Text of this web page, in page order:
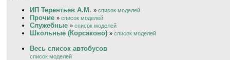
ИП Терентьев А.М. » список моделей
Прочие » список моделей
Служебные » список моделей
Школьные (Корсаково) » список моделей
Весь список автобусов
список моделей